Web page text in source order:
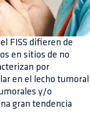
FISS difieren de
en sitios de no
por
en el lecho tumoral
y/o
gran tendencia